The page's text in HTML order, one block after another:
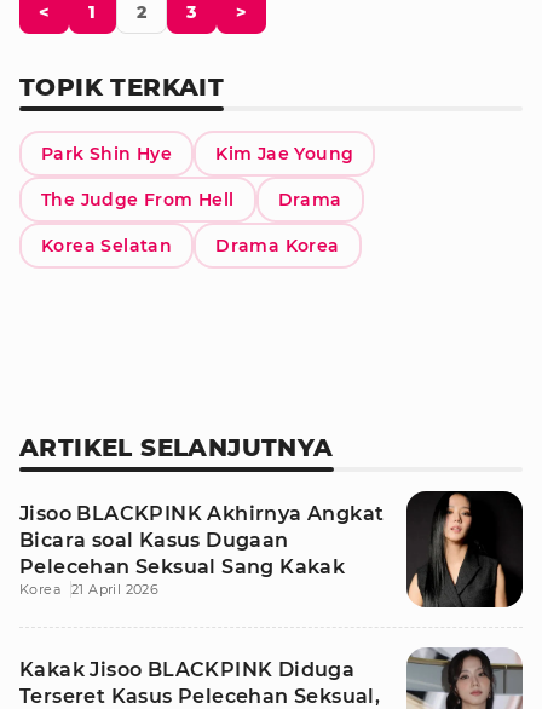
< 1 2 3 >
TOPIK TERKAIT
Park Shin Hye Kim Jae Young
The Judge From Hell Drama
Korea Selatan Drama Korea
ARTIKEL SELANJUTNYA
Jisoo BLACKPINK Akhirnya Angkat
Bicara soal Kasus Dugaan
Pelecehan Seksual Sang Kakak
Korea 21 April 2026
Kakak Jisoo BLACKPINK Diduga
Terseret Kasus Pelecehan Seksual,